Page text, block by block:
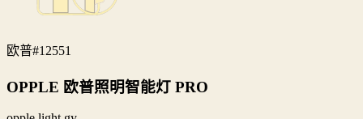
欧普#12551
OPPLE 欧普照明智能灯 PRO